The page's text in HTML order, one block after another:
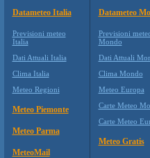
Datameteo Italia
Previsioni meteo
Italia
Dati Attuali Italia
Clima Italia
Meteo Regioni
Meteo Piemonte
Meteo Parma
MeteoMail
Datameteo
Previsioni
Mondo
Dati Attuali
Clima Mondo
Meteo Europa
Carte Meteo
Carte Meteo
Meteo Gratis